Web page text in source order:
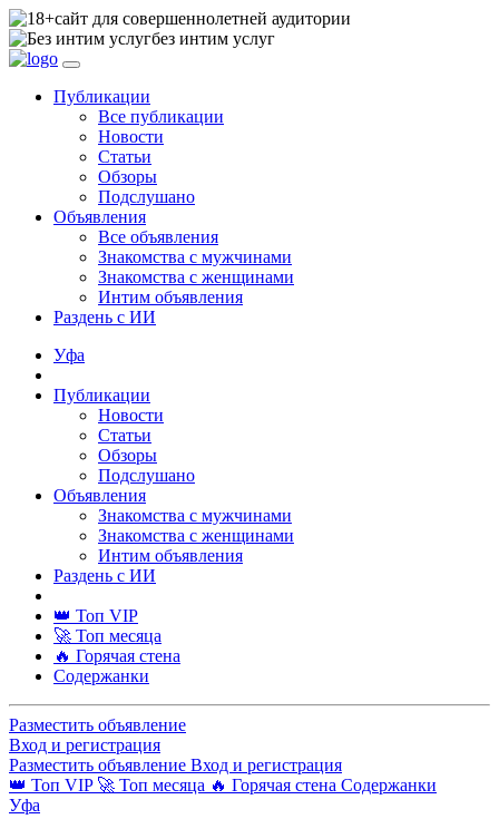
сайт для совершеннолетней аудитории
без интим услуг
Публикации
Все публикации
Новости
Статьи
Обзоры
Подслушано
Объявления
Все объявления
Знакомства с мужчинами
Знакомства с женщинами
Интим объявления
Раздень с ИИ
Уфа
Публикации
Новости
Статьи
Обзоры
Подслушано
Объявления
Знакомства с мужчинами
Знакомства с женщинами
Интим объявления
Раздень с ИИ
👑 Топ VIP
🚀 Топ месяца
🔥 Горячая стена
Содержанки
Разместить объявление
Вход и регистрация
Разместить объявление Вход и регистрация
👑 Топ VIP 🚀 Топ месяца 🔥 Горячая стена Содержанки
Уфа